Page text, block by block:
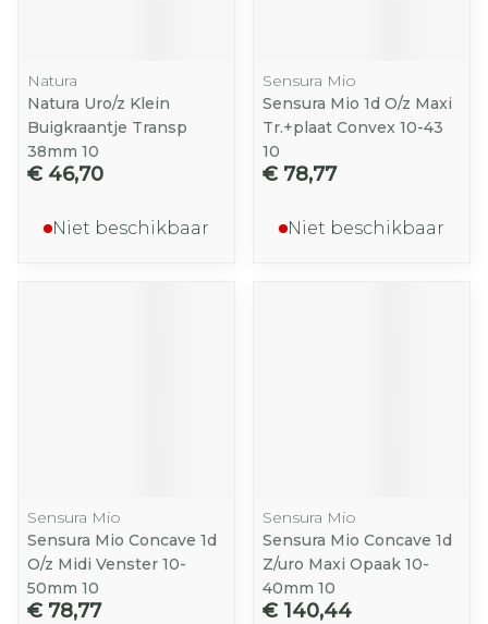
Natura
Natura Uro/z Klein
Buigkraantje Transp
38mm 10
€ 46,70
Niet beschikbaar
Sensura Mio
Sensura Mio 1d O/z Maxi
Tr.+plaat Convex 10-43
10
€ 78,77
Niet beschikbaar
Sensura Mio
Sensura Mio Concave 1d
O/z Midi Venster 10-
50mm 10
€ 78,77
Sensura Mio
Sensura Mio Concave 1d
Z/uro Maxi Opaak 10-
40mm 10
€ 140,44